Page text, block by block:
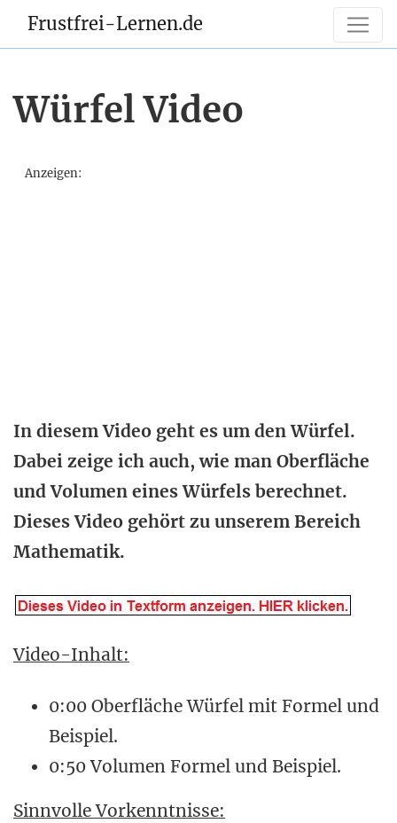
Frustfrei-Lernen.de
Würfel Video
Anzeigen:
In diesem Video geht es um den Würfel.
Dabei zeige ich auch, wie man Oberfläche
und Volumen eines Würfels berechnet.
Dieses Video gehört zu unserem Bereich
Mathematik.
Video-Inhalt:
0:00 Oberfläche Würfel mit Formel und
Beispiel.
0:50 Volumen Formel und Beispiel.
Sinnvolle Vorkenntnisse: